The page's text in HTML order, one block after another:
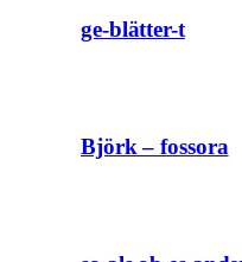
ge-blätter-t
Björk – fossora